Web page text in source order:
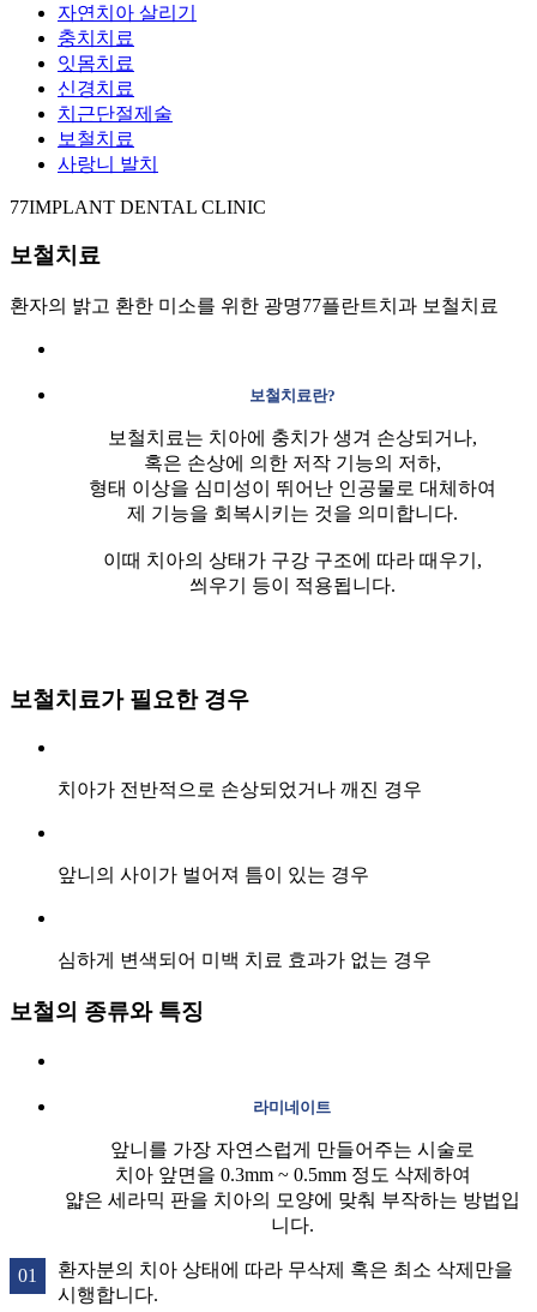
자연치아 살리기
충치치료
잇몸치료
신경치료
치근단절제술
보철치료
사랑니 발치
77IMPLANT DENTAL CLINIC
보철치료
환자의 밝고 환한 미소를 위한 광명77플란트치과 보철치료
보철치료란?
보철치료는 치아에 충치가 생겨 손상되거나,
혹은 손상에 의한 저작 기능의 저하,
형태 이상을 심미성이 뛰어난 인공물로 대체하여
제 기능을 회복시키는 것을 의미합니다.
이때 치아의 상태가 구강 구조에 따라 때우기,
씌우기 등이 적용됩니다.
보철치료가 필요한 경우
치아가 전반적으로 손상되었거나 깨진 경우
앞니의 사이가 벌어져 틈이 있는 경우
심하게 변색되어 미백 치료 효과가 없는 경우
보철의 종류와 특징
라미네이트
앞니를 가장 자연스럽게 만들어주는 시술로
치아 앞면을 0.3mm ~ 0.5mm 정도 삭제하여
얇은 세라믹 판을 치아의 모양에 맞춰 부작하는 방법입
니다.
환자분의 치아 상태에 따라 무삭제 혹은 최소 삭제만을
시행합니다.